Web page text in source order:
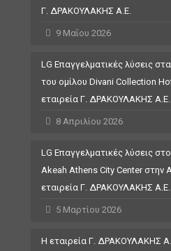
Γ. ΔΡΑΚΟΥΛΑΚΗΣ Α.Ε.
9 Μαΐου 2026
LG Επαγγελματικές λύσεις
του ομίλου Divani Collection
εταιρεία Γ. ΔΡΑΚΟΥΛΑΚΗΣ Α.Ε.
8 Απριλίου 2026
LG Επαγγελματικές λύσεις
Akeah Athens City Center στην
εταιρεία Γ. ΔΡΑΚΟΥΛΑΚΗΣ Α.Ε.
5 Μαρτίου 2026
Η εταιρεία Γ. ΔΡΑΚΟΥΛΑΚΗΣ